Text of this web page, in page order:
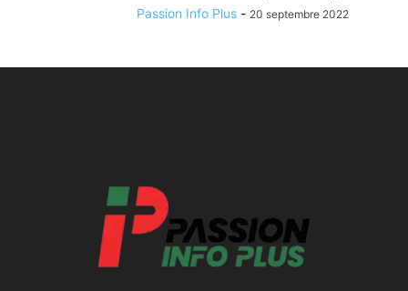
Passion Info Plus - 20 septembre 2022